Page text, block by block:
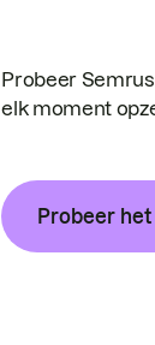
Probeer
elk moment
Probeer